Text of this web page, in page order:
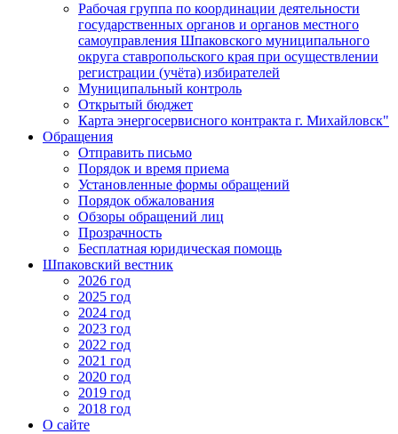
Рабочая группа по координации деятельности
государственных органов и органов местного
самоуправления Шпаковского муниципального
округа ставропольского края при осуществлении
регистрации (учёта) избирателей
Муниципальный контроль
Открытый бюджет
Карта энергосервисного контракта г. Михайловск"
Обращения
Отправить письмо
Порядок и время приема
Установленные формы обращений
Порядок обжалования
Обзоры обращений лиц
Прозрачность
Бесплатная юридическая помощь
Шпаковский вестник
2026 год
2025 год
2024 год
2023 год
2022 год
2021 год
2020 год
2019 год
2018 год
О сайте